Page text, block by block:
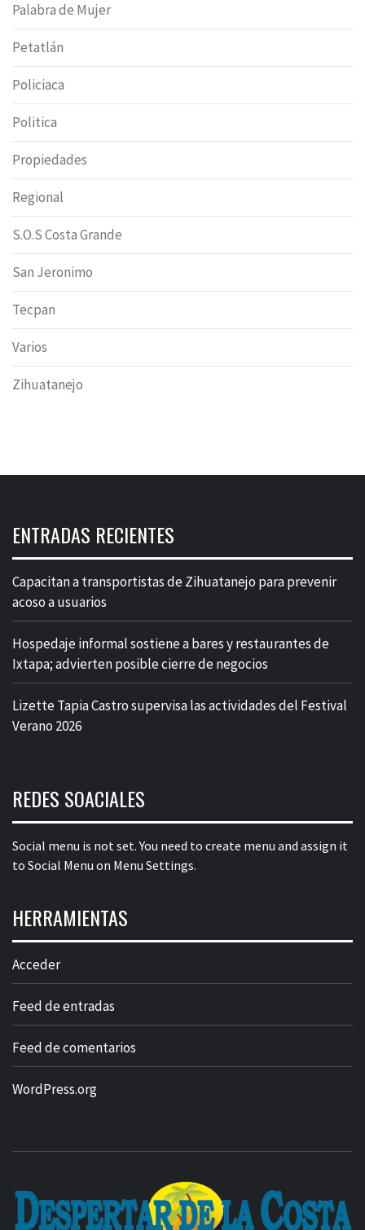
Palabra de Mujer
Petatlán
Policiaca
Politica
Propiedades
Regional
S.O.S Costa Grande
San Jeronimo
Tecpan
Varios
Zihuatanejo
ENTRADAS RECIENTES
Capacitan a transportistas de Zihuatanejo para prevenir
acoso a usuarios
Hospedaje informal sostiene a bares y restaurantes de
Ixtapa; advierten posible cierre de negocios
Lizette Tapia Castro supervisa las actividades del Festival
Verano 2026
REDES SOACIALES
Social menu is not set. You need to create menu and assign it
to Social Menu on Menu Settings.
HERRAMIENTAS
Acceder
Feed de entradas
Feed de comentarios
WordPress.org